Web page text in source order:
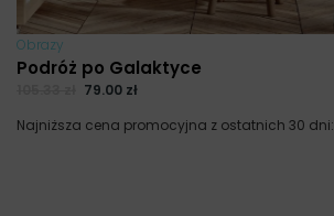
Obrazy
Podróż po Galaktyce
79.00 zł
Najniższa cena promocyjna z ostatnich 30 dni: